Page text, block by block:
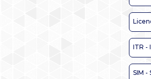
ITR -
SIM -